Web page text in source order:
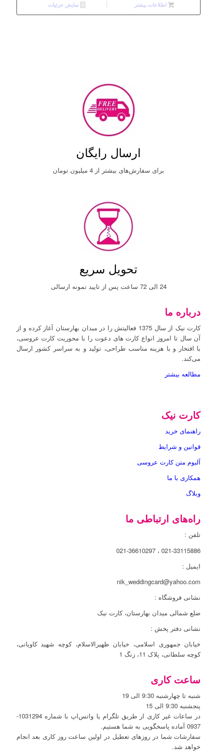
اطلاعات بیشتر نمایش جزئیات
ارسال رایگان
برای سفارش‌های بیشتر از 4 میلیون تومان
تحویل سریع
24 الی 72 ساعت پس از تایید نمونه ارسالی
درباره ما
کارت نیک از سال 1375 فعالیتش را در میدان بهارستان آغاز کرده و از
آن سال تا امروز انواع کارت های دعوت را با محوریت کارت عروسی،
با افتخار و با هزینه مناسب طراحی، تولید و به سراسر کشور ارسال
می‌کند.
مطالعه بیشتر
کارت نیک
راهنمای خرید
قوانین و شرایط
آلبوم متن‌ کارت عروسی
همکاری با ما
وبلاگ
راه‌های ارتباطی ما
تلفن :
021-33115886 ، 021-36610297
ایمیل :
nik_weddingcard@yahoo.com
نشانی فروشگاه :
ضلع شمالی میدان بهارستان، کارت نیک
نشانی دفتر پخش :
خیابان جمهوری اسلامی، خیابان ظهیرالاسلام، کوچه شهید کاویانی،
کوچه سلطانی، پلاک 11، زنگ 1
ساعت کاری
شنبه تا چهارشنبه 9:30 الی 19
پنجشنبه 9:30 الی 15
در ساعات غیر کاری ار طریق تلگرام یا واتس‌اپ با شماره 1031294-
0937 آماده پاسخگویی به شما هستیم.
سفارشات شما در روزهای تعطیل در اولین ساعت روز کاری بعد انجام
خواهد شد.